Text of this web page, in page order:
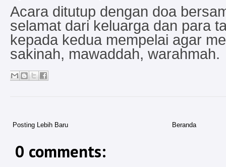
Acara ditutup dengan doa
selamat dari keluarga dan para
kepada kedua mempelai agar
sakinah, mawaddah, warahmah.
Posting Lebih Baru Beranda
0 comments: